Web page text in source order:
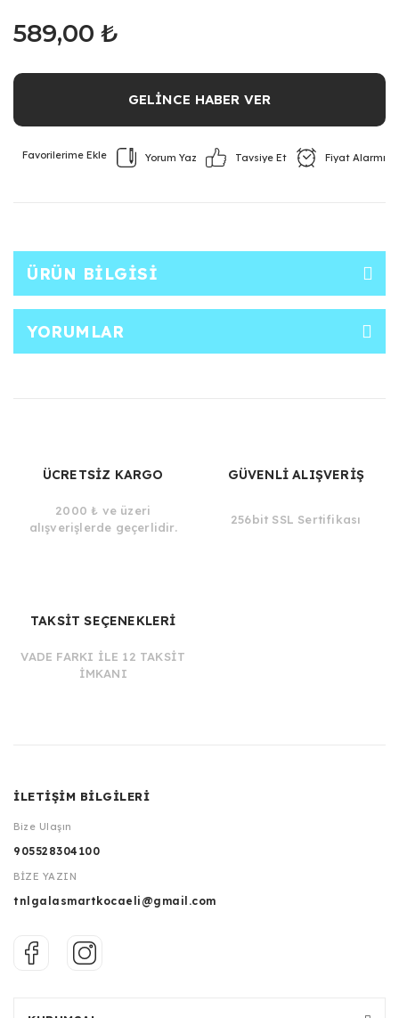
589,00 ₺
GELİNCE HABER VER
Yorum Yaz Tavsiye Et Fiyat Alarmı
ÜRÜN BILGISI
YORUMLAR
ÜCRETSİZ KARGO
2000 ₺ ve üzeri
alışverişlerde geçerlidir.
GÜVENLİ ALIŞVERİŞ
256bit SSL Sertifikası
TAKSİT SEÇENEKLERİ
VADE FARKI İLE 12 TAKSİT
İMKANI
İLETİŞİM BİLGİLERİ
Bize Ulaşın
905528304100
BİZE YAZIN
tnlgalasmartkocaeli@gmail.com